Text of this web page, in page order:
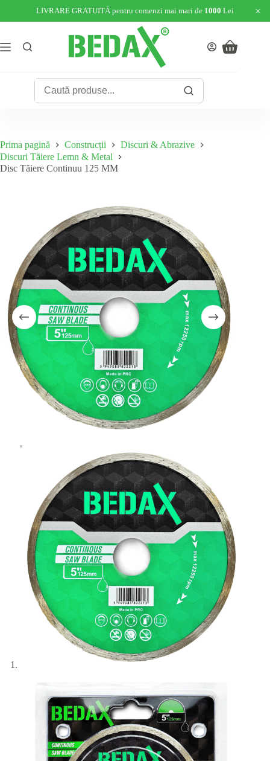
LIVRARE GRATUITĂ pentru comenzi mai mari de 1000 Lei ×
conținut
Coș
Prima pagină Construcții
Discuri & Abrazive
Discuri Tăiere Lemn & Metal
Disc Tăiere Continuu 125 MM